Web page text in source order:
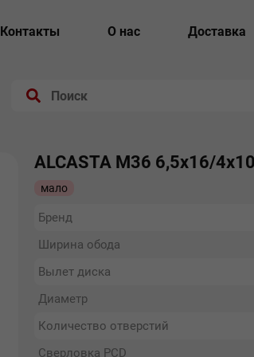
Контакты О нас Доставка
ALCASTA М36 6,5х16/
мало
Бренд
Ширина обода
Вылет диска
Диаметр
Количество отверстий
Сверловка PCD